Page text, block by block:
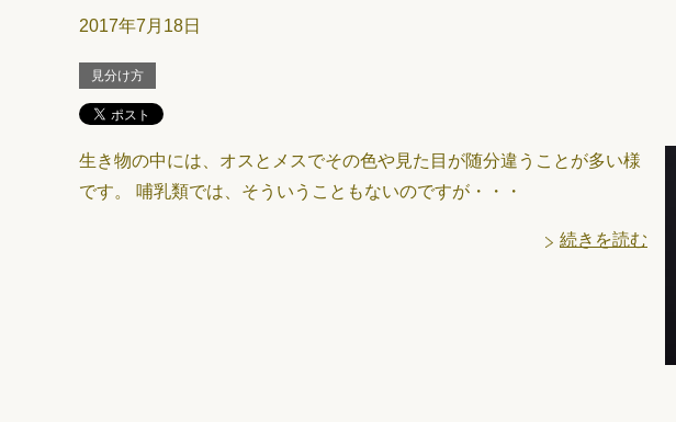
2017年7月18日
見分け方
生き物の中には、オスとメスでその色や見た目が随分違うことが多い様
です。 哺乳類では、そういうこともないのですが・・・
続きを読む